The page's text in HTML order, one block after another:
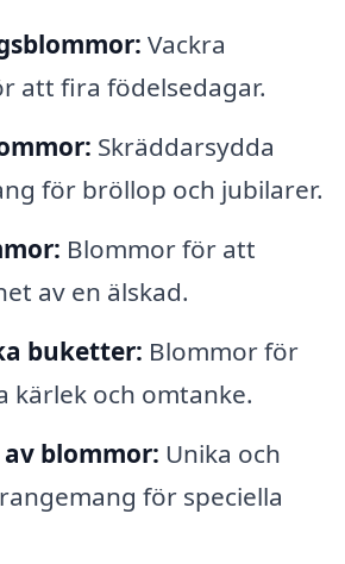
Vackra
att fira födelsedagar.
Skräddarsydda
för bröllop och jubilarer.
Blommor för att
av en älskad.
buketter: Blommor för
kärlek och omtanke.
blommor: Unika och
för speciella